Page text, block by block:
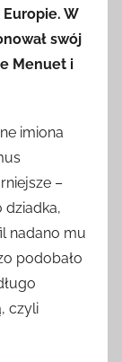
W
swój
Menuet i
imiona
–
dziadka,
nadano mu
podobało
czyli